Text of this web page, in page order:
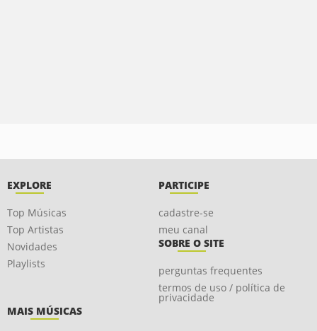
EXPLORE
Top Músicas
Top Artistas
Novidades
Playlists
PARTICIPE
cadastre-se
meu canal
SOBRE O SITE
perguntas frequentes
termos de uso / política de
privacidade
MAIS MÚSICAS